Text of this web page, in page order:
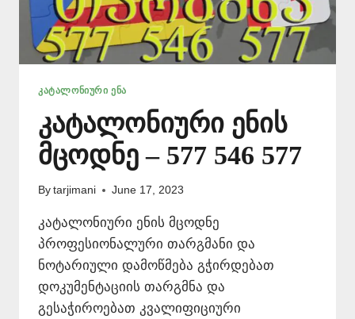
ᲙᲐᲢᲐᲚᲝᲜᲘᲣᲠᲘ ᲔᲜᲐ
კატალონიური ენის
მცოდნე – 577 546 577
By tarjimani June 17, 2023
კატალონიური ენის მცოდნე
პროფესიონალური თარგმანი და
ნოტარიული დამოწმება გჭირდებათ
დოკუმენტაციის თარგმნა და
გესაჭიროებათ კვალიფიციური